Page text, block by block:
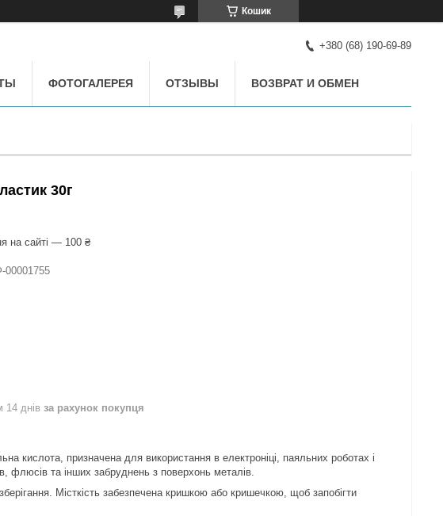
Кошик
+380 (68) 190-69-89
ФОТОГАЛЕРЕЯ ОТЗЫВЫ ВОЗВРАТ И ОБМЕН
30г
на сайті — 100 ₴
00001755
14 днів за рахунок покупця
кислота, призначена для використання в електроніці, паяльних роботах і
флюсів та інших забруднень з поверхонь металів.
Місткість забезпечена кришкою або кришечкою, щоб запобігти